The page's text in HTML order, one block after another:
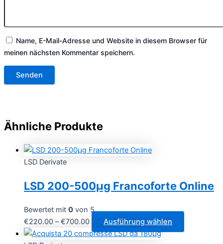
Name, E-Mail-Adresse und Website in diesem Browser für
meinen nächsten Kommentar speichern.
Ähnliche Produkte
LSD Derivate
LSD 200-500µg Francoforte Online
Bewertet mit 0 von 5
€220.00 –€700.00Preisspanne:
€220.00
Ausführung wählen
Produkt